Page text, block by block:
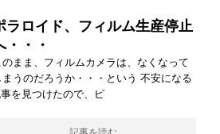
ラロイド、フィルム生産停止
・・・
のまま、フィルムカメラは、なくなって
まうのだろうか・・・という 不安になる
を見つけたので、ピ